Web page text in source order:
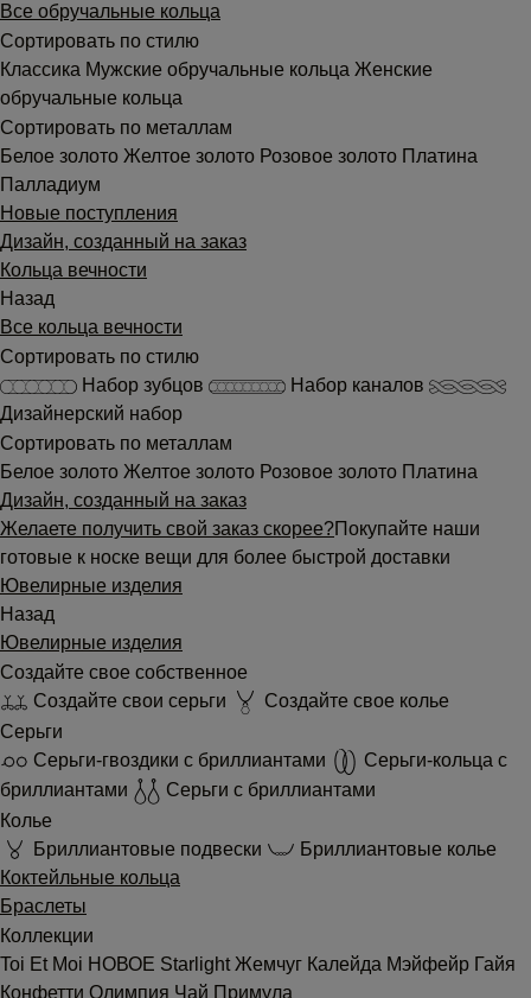
Все обручальные кольца
Сортировать по стилю
Классика Мужские обручальные кольца Женские
обручальные кольца
Сортировать по металлам
Белое золото Желтое золото Розовое золото Платина
Палладиум
Новые поступления
Дизайн, созданный на заказ
Кольца вечности
Назад
Все кольца вечности
Сортировать по стилю
Набор зубцов
Набор каналов
Дизайнерский набор
Сортировать по металлам
Белое золото Желтое золото Розовое золото Платина
Дизайн, созданный на заказ
Желаете получить свой заказ скорее?Покупайте наши
готовые к носке вещи для более быстрой доставки
Ювелирные изделия
Назад
Ювелирные изделия
Создайте свое собственное
Создайте свои серьги
Создайте свое колье
Серьги
Серьги-гвоздики с бриллиантами
Серьги-кольца с
бриллиантами
Серьги с бриллиантами
Колье
Бриллиантовые подвески
Бриллиантовые колье
Коктейльные кольца
Браслеты
Коллекции
Toi Et Moi НОВОЕ Starlight Жемчуг Калейда Мэйфейр Гайя
Конфетти Олимпия Чай Примула